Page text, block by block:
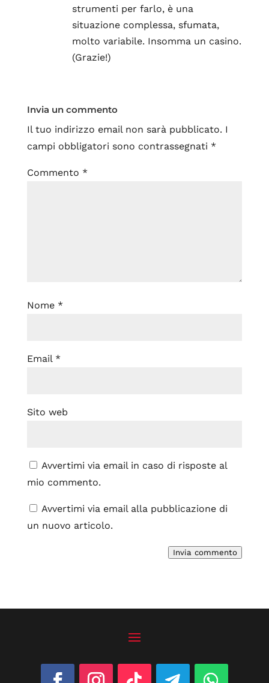
strumenti per farlo, è una
situazione complessa, sfumata,
molto variabile. Insomma un casino.
(Grazie!)
Invia un commento
Il tuo indirizzo email non sarà pubblicato. I
campi obbligatori sono contrassegnati *
Commento *
Nome *
Email *
Sito web
Avvertimi via email in caso di risposte al
mio commento.
Avvertimi via email alla pubblicazione di
un nuovo articolo.
Invia commento